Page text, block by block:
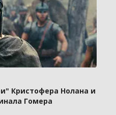
Кристофера Нолана и
Гомера